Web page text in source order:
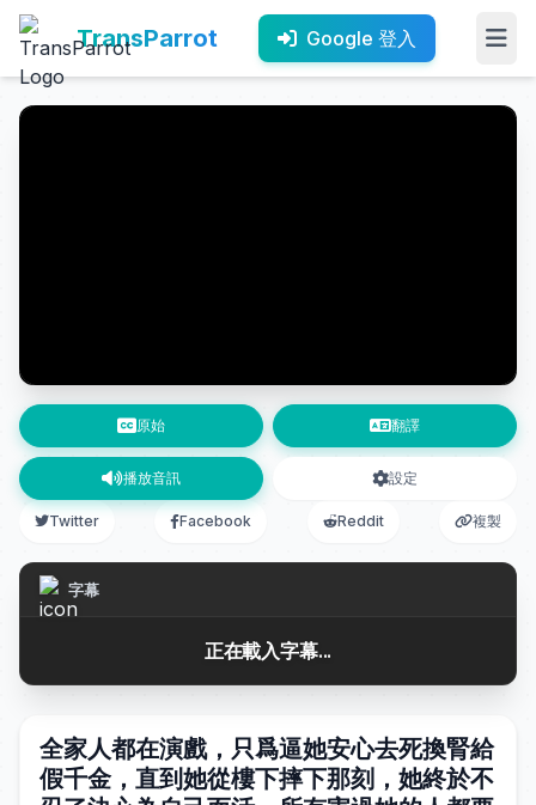
TransParrot Google 登入
原始 翻譯
播放音訊 設定
Twitter Facebook Reddit 複製
字幕
正在載入字幕...
全家人都在演戲，只爲逼她安心去死換腎給
假千金，直到她從樓下摔下那刻，她終於不